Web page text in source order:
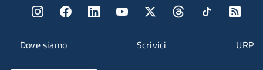
Menu contatti
Dove siamo Scrivici URP
Menu social